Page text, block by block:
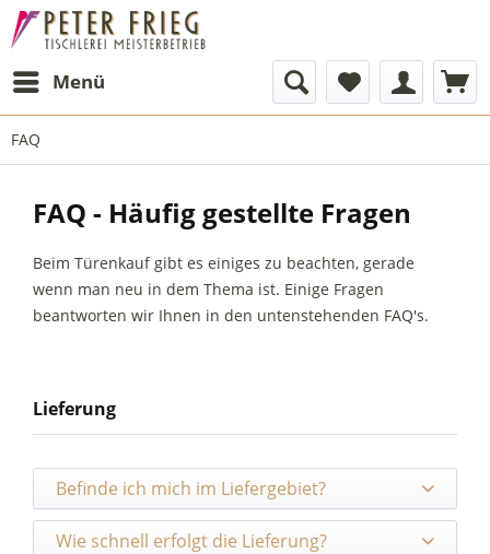
Menü
FAQ
FAQ - Häufig gestellte Fragen
Beim Türenkauf gibt es einiges zu beachten, gerade
wenn man neu in dem Thema ist. Einige Fragen
beantworten wir Ihnen in den untenstehenden FAQ's.
Lieferung
Befinde ich mich im Liefergebiet?
Wie schnell erfolgt die Lieferung?